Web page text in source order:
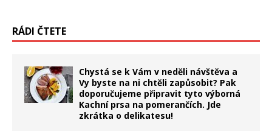
RÁDI ČTETE
Chystá se k Vám v neděli návštěva a
Vy byste na ni chtěli zapůsobit? Pak
doporučujeme připravit tyto výborná
Kachní prsa na pomerančích. Jde
zkrátka o delikatesu!